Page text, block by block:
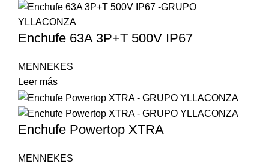
Enchufe 63A 3P+T 500V IP67
MENNEKES
Leer más
Enchufe Powertop XTRA
MENNEKES